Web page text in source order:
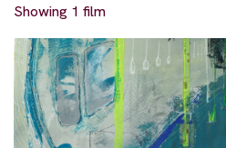
Showing 1 film